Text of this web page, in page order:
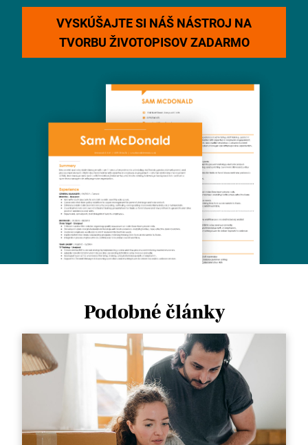
VYSKÚŠAJTE SI NÁŠ NÁSTROJ NA
TVORBU ŽIVOTOPISOV ZADARMO
Podobné články